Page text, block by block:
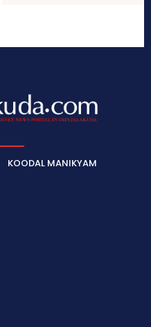
KOODAL MANIKYAM